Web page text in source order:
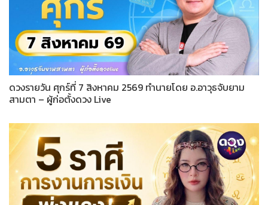
ดวงรายวัน ศุกร์ที่ 7 สิงหาคม 2569 ทำนายโดย อ.อาวุธจับยาม
สามตา – ผู้ก่อตั้งดวง Live